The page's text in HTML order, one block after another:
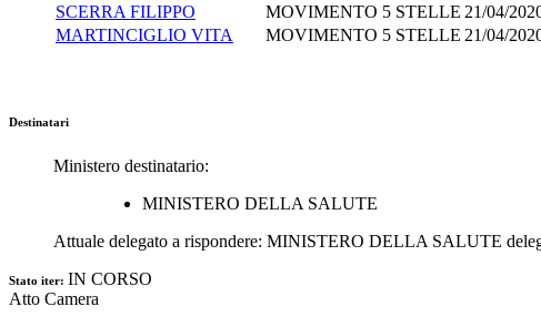
SCERRA FILIPPO
MOVIMENTO 5 STELLE 21/04/
MARTINCIGLIO VITA
MOVIMENTO 5 STELLE 21/04/
Destinatari
Ministero destinatario:
MINISTERO DELLA SALUTE
Attuale delegato a rispondere: MINISTERO DELLA SALUTE
Stato iter: IN CORSO
Atto Camera